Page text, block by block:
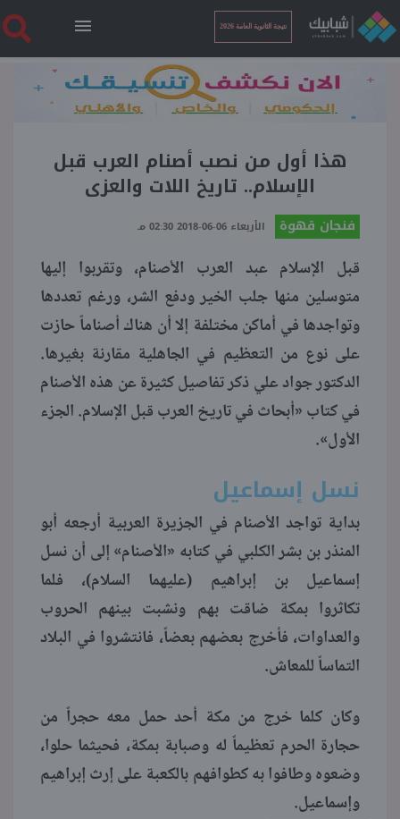
نتيجة الثانوية العامة 2026
الرئيسية
نتيجة الثانوية العامة 2026
فنجان قهوة
بوابة الطلبة
ملفات
هذا أول من نصب أصنام العرب قبل
الإسلام.. تاريخ اللات والعزى
فنجان قهوة الأربعاء 06-06-2018 02:30 مـ
قبل الإسلام عبد العرب الأصنام، وتقربوا إليها
متوسلين منها جلب الخير ودفع الشر، ورغم تعددها
وتواجدها في أماكن مختلفة إلا أن هناك أصناماً حازت
على نوع من التعظيم في الجاهلية مقارنة بغيرها.
الدكتور جواد علي ذكر تفاصيل كثيرة عن هذه الأصنام
في كتاب «أبحاث في تاريخ العرب قبل الإسلام. الجزء
الأول».
نسل إسماعيل
بداية تواجد الأصنام في الجزيرة العربية أرجعه أبو
المنذر بن بشر الكلبي في كتابه «الأصنام» إلى أن نسل
إسماعيل بن إبراهيم (عليهما السلام)، فلما
تكاثروا بمكة ضاقت بهم ونشبت بينهم الحروب
والعداوات، فأخرج بعضهم بعضاً، فانتشروا في البلاد
التماساً للمعاش.
وكان كلما خرج من مكة أحد حمل معه حجراً من
حجارة الحرم تعظيماً له وصبابة بمكة، فحيثما حلوا،
وضعوه وطافوا به كطوافهم بالكعبة على إرث إبراهيم
وإسماعيل.